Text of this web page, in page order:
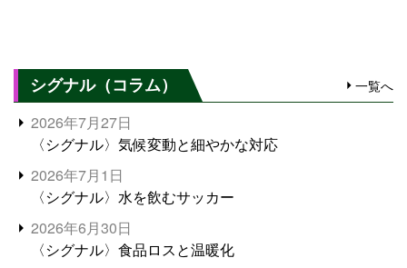
シグナル（コラム） 一覧へ
2026年7月27日
〈シグナル〉気候変動と細やかな対応
2026年7月1日
〈シグナル〉水を飲むサッカー
2026年6月30日
〈シグナル〉食品ロスと温暖化